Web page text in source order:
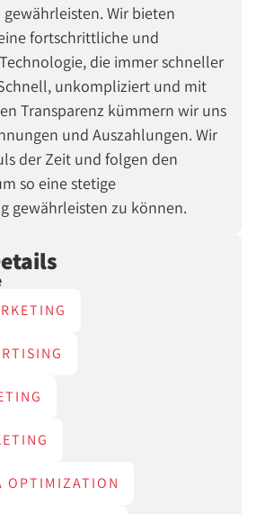
Wir bieten
fortschrittliche und
die immer schneller
unkompliziert und mit
Transparenz kümmern wir uns
und Auszahlungen. Wir
der Zeit und folgen den
so eine stetige
gewährleisten zu können.
OPTIMIZATION